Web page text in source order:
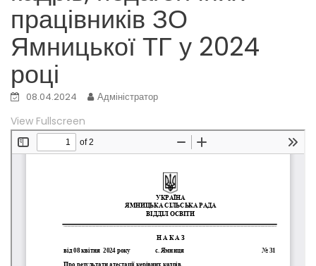
працівників ЗО
Ямницької ТГ у 2024
році
08.04.2024 Адміністратор
View Fullscreen